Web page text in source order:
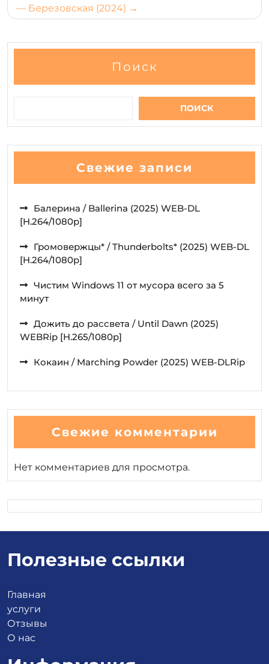
— Березовская (2024)
Поиск
ПОИСК
Свежие записи
Балерина / Ballerina (2025) WEB-DL
[H.264/1080p]
Громовержцы* / Thunderbolts* (2025) WEB-DL
[H.264/1080p]
Чистим Windows 11 от мусора всего за 5
минут
Дожить до рассвета / Until Dawn (2025)
WEBRip [H.265/1080p]
Кокаин / Marching Powder (2025) WEB-DLRip
Свежие комментарии
Нет комментариев для просмотра.
Полезные ссылки
Главная
услуги
Отзывы
О нас